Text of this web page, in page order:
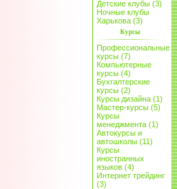
Детские клубы (3)
Ночные клубы
Харькова (3)
Курсы
Профессиональные
курсы (7)
Компьютерные
курсы (4)
Бухгалтерские
курсы (2)
Курсы дизайна (1)
Мастер-курсы (5)
Курсы
менеджмента (1)
Автокурсы и
автошколы (11)
Курсы
иностранных
языков (4)
Интернет трейдинг
(3)